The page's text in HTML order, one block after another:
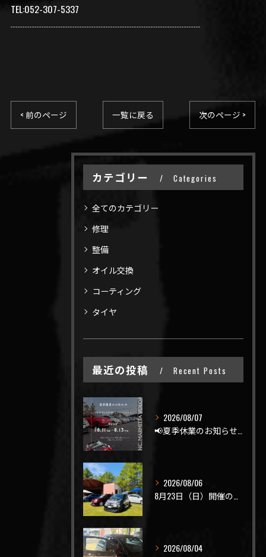
TEL:052-307-5337
┈┈┈┈┈┈┈┈┈┈┈┈┈┈┈┈┈┈┈┈
< 前のページ 一覧に戻る 次のページ >
カテゴリー Categories
全てのカテゴリー
修理
整備
オイル交換
コーティング
タイヤ
最近の投稿 Recent Posts
2026/08/07
2026/08/06
2026/08/04